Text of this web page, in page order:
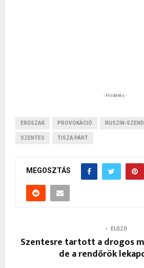
- Hirdetés -
ERŐSZAK PROVOKÁCIÓ RUSZIN-
SZENTES TISZA PÁRT
MEGOSZTÁS
ELŐZŐ
Szentesre tartott a drogos
de a rendőrök